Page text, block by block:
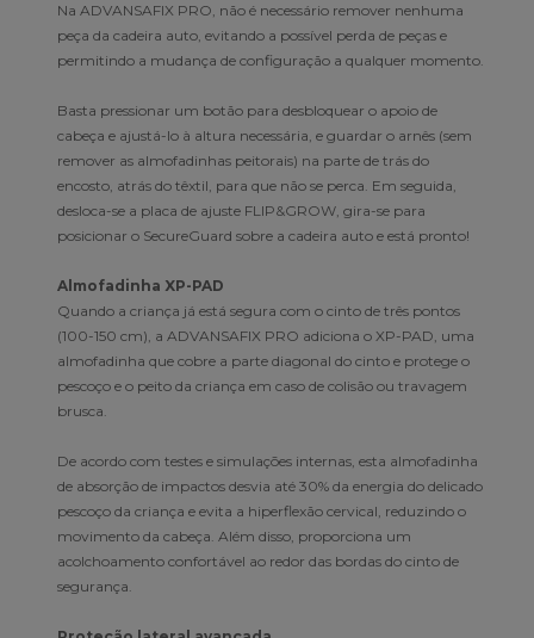
Na ADVANSAFIX PRO, não é necessário remover nenhuma
peça da cadeira auto, evitando a possível perda de peças e
permitindo a mudança de configuração a qualquer momento.
Basta pressionar um botão para desbloquear o apoio de
cabeça e ajustá-lo à altura necessária, e guardar o arnês (sem
remover as almofadinhas peitorais) na parte de trás do
encosto, atrás do têxtil, para que não se perca. Em seguida,
desloca-se a placa de ajuste FLIP&GROW, gira-se para
posicionar o SecureGuard sobre a cadeira auto e está pronto!
Almofadinha XP-PAD
Quando a criança já está segura com o cinto de três pontos
(100-150 cm), a ADVANSAFIX PRO adiciona o XP-PAD, uma
almofadinha que cobre a parte diagonal do cinto e protege o
pescoço e o peito da criança em caso de colisão ou travagem
brusca.
De acordo com testes e simulações internas, esta almofadinha
de absorção de impactos desvia até 30% da energia do delicado
pescoço da criança e evita a hiperflexão cervical, reduzindo o
movimento da cabeça. Além disso, proporciona um
acolchoamento confortável ao redor das bordas do cinto de
segurança.